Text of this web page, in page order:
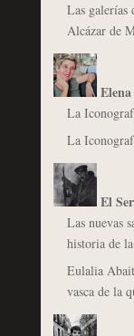
Las galerías
Alcázar de
La
La
El
Las nuevas
historia de
Eulalia
vasca de la